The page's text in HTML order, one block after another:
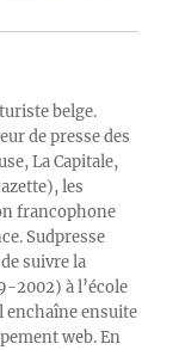
belge.
de presse des
La Capitale,
les
francophone
Sudpresse
suivre la
2002) à l’école
enchaîne ensuite
web. En